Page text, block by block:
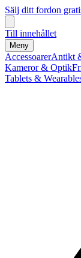
Sälj ditt fordon
Till innehållet
Meny
AccessoarerAntikt
Kameror & Optik
Tablets &